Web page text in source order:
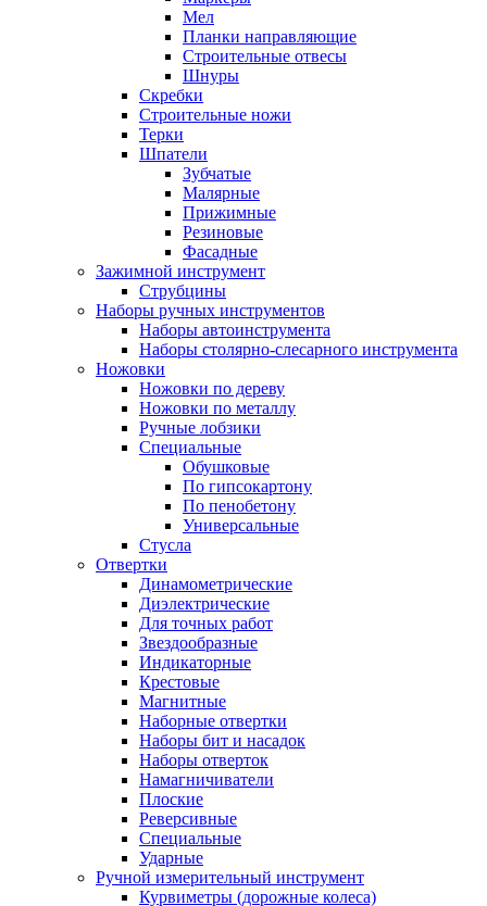
Мел
Планки направляющие
Строительные отвесы
Шнуры
Скребки
Строительные ножи
Терки
Шпатели
Зубчатые
Малярные
Прижимные
Резиновые
Фасадные
Зажимной инструмент
Струбцины
Наборы ручных инструментов
Наборы автоинструмента
Наборы столярно-слесарного инструмента
Ножовки
Ножовки по дереву
Ножовки по металлу
Ручные лобзики
Специальные
Обушковые
По гипсокартону
По пенобетону
Универсальные
Стусла
Отвертки
Динамометрические
Диэлектрические
Для точных работ
Звездообразные
Индикаторные
Крестовые
Магнитные
Наборные отвертки
Наборы бит и насадок
Наборы отверток
Намагничиватели
Плоские
Реверсивные
Специальные
Ударные
Ручной измерительный инструмент
Курвиметры (дорожные колеса)